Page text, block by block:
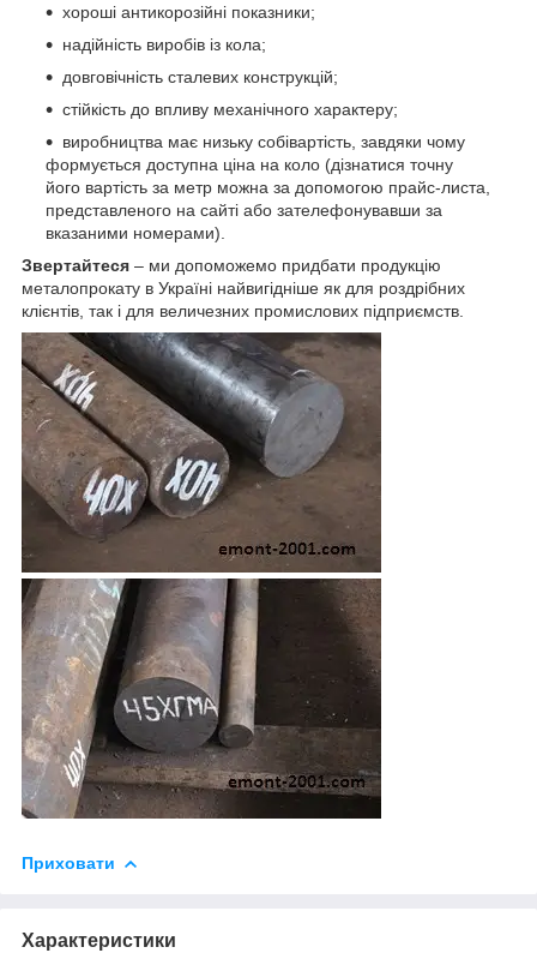
хороші антикорозійні показники;
надійність виробів із кола;
довговічність сталевих конструкцій;
стійкість до впливу механічного характеру;
виробництва має низьку собівартість, завдяки чому
формується доступна ціна на коло (дізнатися точну
його вартість за метр можна за допомогою прайс-листа,
представленого на сайті або зателефонувавши за
вказаними номерами).
Звертайтеся – ми допоможемо придбати продукцію
металопрокату в Україні найвигідніше як для роздрібних
клієнтів, так і для величезних промислових підприємств.
Приховати
Характеристики